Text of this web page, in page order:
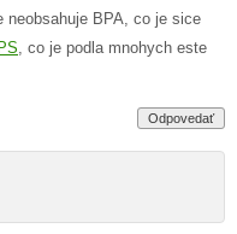
neobsahuje BPA, co je sice
, co je podla mnohych este
Odpovedať